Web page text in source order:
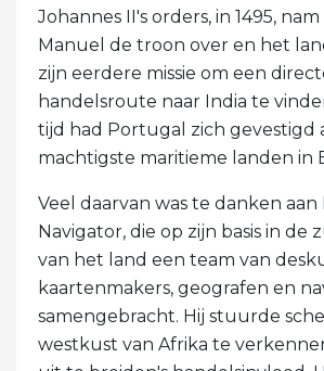
Johannes II's orders, in 1495,
Manuel de troon over en het
zijn eerdere missie om een
handelsroute naar India te
tijd had Portugal zich gevestigd
machtigste maritieme landen in
Veel daarvan was te danken aan
Navigator, die op zijn basis in de
van het land een team van
kaartenmakers, geografen en
samengebracht. Hij stuurde
westkust van Afrika te